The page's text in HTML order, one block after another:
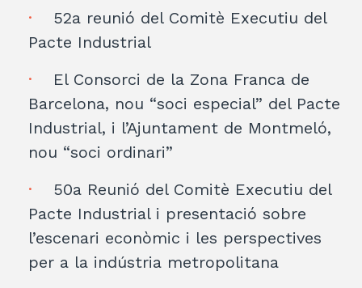
52a reunió del Comitè Executiu del
Pacte Industrial
El Consorci de la Zona Franca de
Barcelona, nou “soci especial” del Pacte
Industrial, i l’Ajuntament de Montmeló,
nou “soci ordinari”
50a Reunió del Comitè Executiu del
Pacte Industrial i presentació sobre
l’escenari econòmic i les perspectives
per a la indústria metropolitana